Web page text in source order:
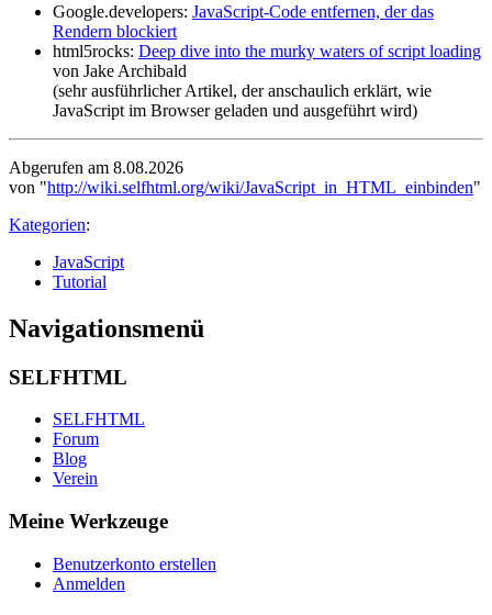
Google.developers: JavaScript-Code entfernen, der das
Rendern blockiert
html5rocks: Deep dive into the murky waters of script loading
von Jake Archibald
(sehr ausführlicher Artikel, der anschaulich erklärt, wie
JavaScript im Browser geladen und ausgeführt wird)
Abgerufen am 8.08.2026
von "http://wiki.selfhtml.org/wiki/JavaScript_in_HTML_einbinden"
Kategorien:
JavaScript
Tutorial
Navigationsmenü
SELFHTML
SELFHTML
Forum
Blog
Verein
Meine Werkzeuge
Benutzerkonto erstellen
Anmelden